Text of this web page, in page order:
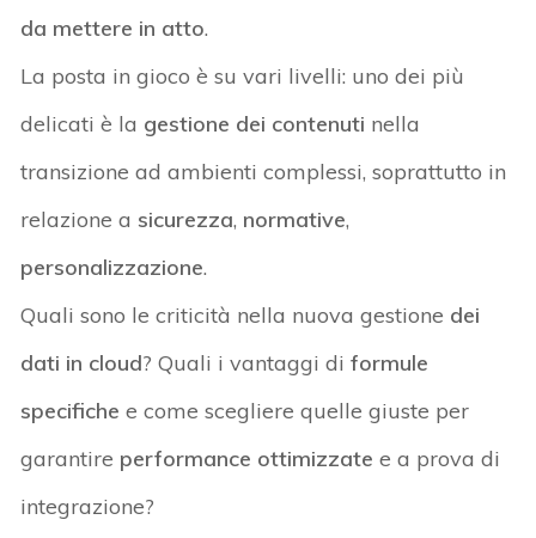
da mettere in atto.
La posta in gioco è su vari livelli: uno dei più
delicati è la gestione dei contenuti nella
transizione ad ambienti complessi, soprattutto in
relazione a sicurezza, normative,
personalizzazione.
Quali sono le criticità nella nuova gestione dei
dati in cloud? Quali i vantaggi diformule
specifiche e come scegliere quelle giuste per
garantire performance ottimizzate e a prova di
integrazione?